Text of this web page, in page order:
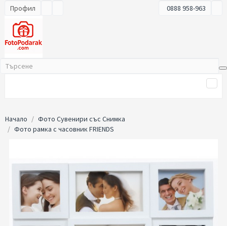
Профил 0888 958-963
Начало
Фото Сувенири със Снимка
Фото рамка с часовник FRIENDS